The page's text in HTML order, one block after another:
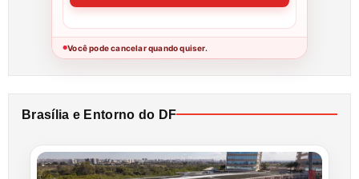
●Você pode cancelar quando quiser.
Brasília e Entorno do DF